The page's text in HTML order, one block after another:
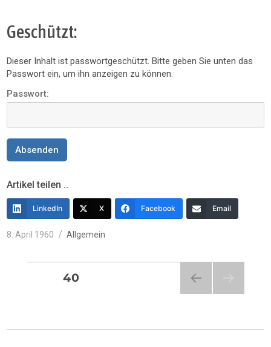
Geschützt:
Dieser Inhalt ist passwortgeschützt. Bitte geben Sie unten das
Passwort ein, um ihn anzeigen zu können.
Passwort:
Artikel teilen ..
LinkedIn X Facebook Email
Veröffentlicht
8. April 1960 Kategorien
Allgemein
Seitennummerierung
Beiträge
SEITE
SEITE40